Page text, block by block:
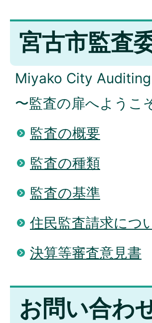
宮古市監査
Miyako City
〜監査の扉へようこ
監査の概要
監査の種類
監査の基準
住民監査請求につ
決算等審査意見書
お問い合わ